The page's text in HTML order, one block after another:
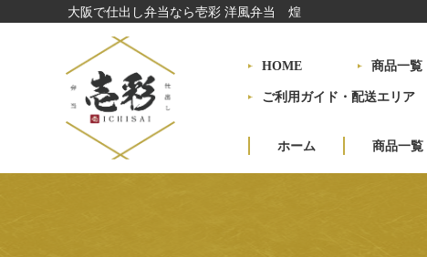
大阪で仕出し弁当なら壱彩 洋風弁当 煌
HOME 商品一覧
ご利用ガイド・配送エリア
ホーム 商品一覧